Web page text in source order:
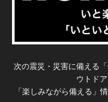
次の震災・災害に備える
ウトド
「楽しみながら備える」